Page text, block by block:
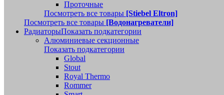
Проточные
Посмотреть все товары [Stiebel Eltron]
Посмотреть все товары [Водонагреватели]
РадиаторыПоказать подкатегории
Алюминиевые секционные
Показать подкатегории
Global
Stout
Royal Thermo
Rommer